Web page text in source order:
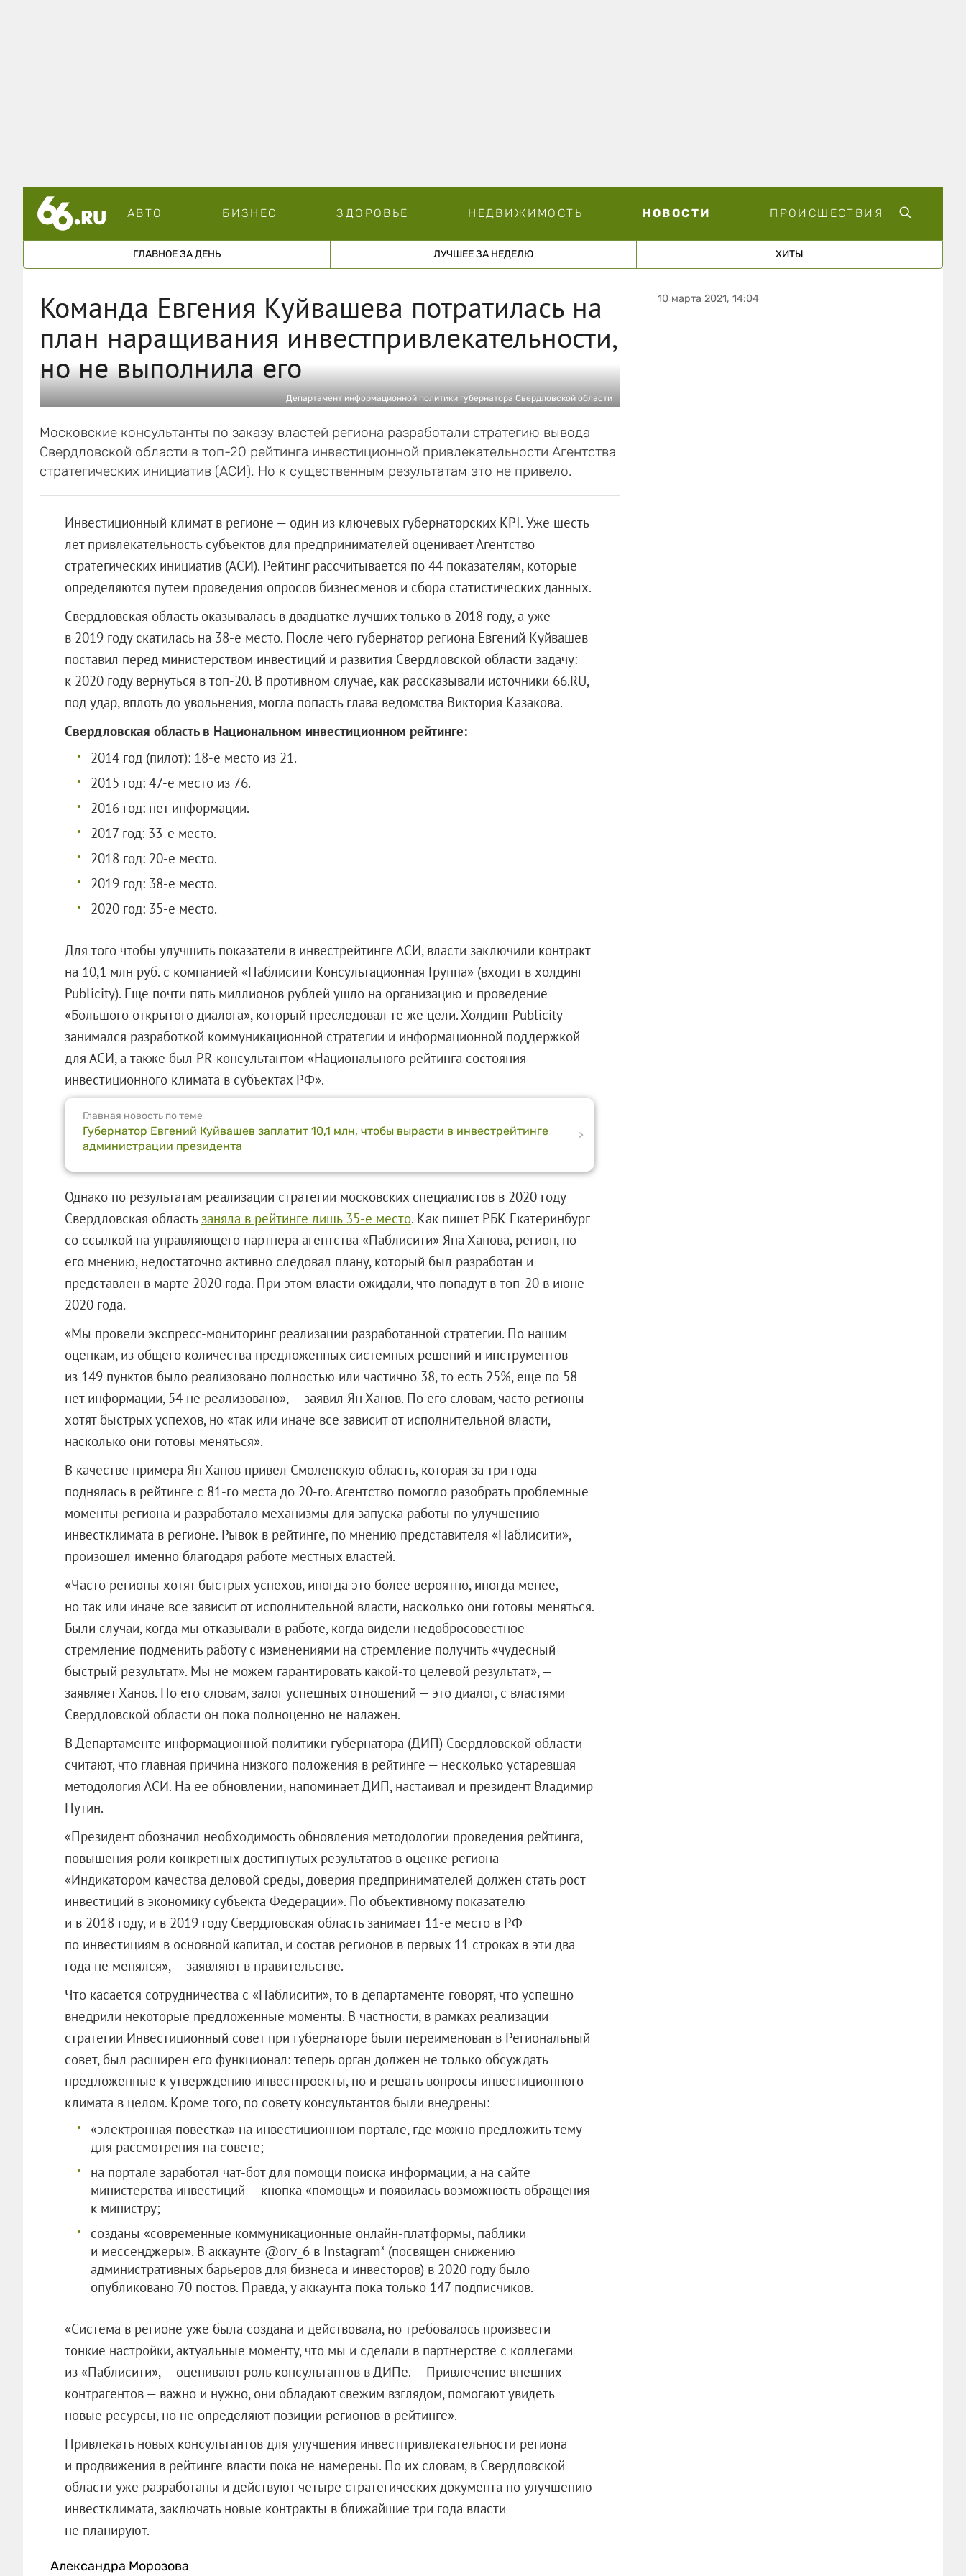
АВТО БИЗНЕС ЗДОРОВЬЕ НЕДВИЖИМОСТЬ НОВОСТИ ПРОИСШЕСТВИЯ
ГЛАВНОЕ ЗА ДЕНЬ ЛУЧШЕЕ ЗА НЕДЕЛЮ ХИТЫ
Команда Евгения Куйвашева потратилась на
план наращивания инвестпривлекательности,
но не выполнила его
Департамент информационной политики губернатора Свердловской области
Московские консультанты по заказу властей региона разработали стратегию вывода
Свердловской области в топ-20 рейтинга инвестиционной привлекательности Агентства
стратегических инициатив (АСИ). Но к существенным результатам это не привело.
Инвестиционный климат в регионе — один из ключевых губернаторских KPI. Уже шесть
лет привлекательность субъектов для предпринимателей оценивает Агентство
стратегических инициатив (АСИ). Рейтинг рассчитывается по 44 показателям, которые
определяются путем проведения опросов бизнесменов и сбора статистических данных.
Свердловская область оказывалась в двадцатке лучших только в 2018 году, а уже
в 2019 году скатилась на 38-е место. После чего губернатор региона Евгений Куйвашев
поставил перед министерством инвестиций и развития Свердловской области задачу:
к 2020 году вернуться в топ-20. В противном случае, как рассказывали источники 66.RU,
под удар, вплоть до увольнения, могла попасть глава ведомства Виктория Казакова.
Свердловская область в Национальном инвестиционном рейтинге:
2014 год (пилот): 18-е место из 21.
2015 год: 47-е место из 76.
2016 год: нет информации.
2017 год: 33-е место.
2018 год: 20-е место.
2019 год: 38-е место.
2020 год: 35-е место.
Для того чтобы улучшить показатели в инвестрейтинге АСИ, власти заключили контракт
на 10,1 млн руб. с компанией «Паблисити Консультационная Группа» (входит в холдинг
Publicity). Еще почти пять миллионов рублей ушло на организацию и проведение
«Большого открытого диалога», который преследовал те же цели. Холдинг Publicity
занимался разработкой коммуникационной стратегии и информационной поддержкой
для АСИ, а также был PR-консультантом «Национального рейтинга состояния
инвестиционного климата в субъектах РФ».
Главная новость по теме
Губернатор Евгений Куйвашев заплатит 10,1 млн, чтобы вырасти в инвестрейтинге
администрации президента
>
Однако по результатам реализации стратегии московских специалистов в 2020 году
Свердловская область заняла в рейтинге лишь 35-е место. Как пишет РБК Екатеринбург
со ссылкой на управляющего партнера агентства «Паблисити» Яна Ханова, регион, по
его мнению, недостаточно активно следовал плану, который был разработан и
представлен в марте 2020 года. При этом власти ожидали, что попадут в топ-20 в июне
2020 года.
«Мы провели экспресс-мониторинг реализации разработанной стратегии. По нашим
оценкам, из общего количества предложенных системных решений и инструментов
из 149 пунктов было реализовано полностью или частично 38, то есть 25%, еще по 58
нет информации, 54 не реализовано», — заявил Ян Ханов. По его словам, часто регионы
хотят быстрых успехов, но «так или иначе все зависит от исполнительной власти,
насколько они готовы меняться».
В качестве примера Ян Ханов привел Смоленскую область, которая за три года
поднялась в рейтинге с 81-го места до 20-го. Агентство помогло разобрать проблемные
моменты региона и разработало механизмы для запуска работы по улучшению
инвестклимата в регионе. Рывок в рейтинге, по мнению представителя «Паблисити»,
произошел именно благодаря работе местных властей.
«Часто регионы хотят быстрых успехов, иногда это более вероятно, иногда менее,
но так или иначе все зависит от исполнительной власти, насколько они готовы меняться.
Были случаи, когда мы отказывали в работе, когда видели недобросовестное
стремление подменить работу с изменениями на стремление получить «чудесный
быстрый результат». Мы не можем гарантировать какой-то целевой результат», —
заявляет Ханов. По его словам, залог успешных отношений — это диалог, с властями
Свердловской области он пока полноценно не налажен.
В Департаменте информационной политики губернатора (ДИП) Свердловской области
считают, что главная причина низкого положения в рейтинге — несколько устаревшая
методология АСИ. На ее обновлении, напоминает ДИП, настаивал и президент Владимир
Путин.
«Президент обозначил необходимость обновления методологии проведения рейтинга,
повышения роли конкретных достигнутых результатов в оценке региона —
«Индикатором качества деловой среды, доверия предпринимателей должен стать рост
инвестиций в экономику субъекта Федерации». По объективному показателю
и в 2018 году, и в 2019 году Свердловская область занимает 11-е место в РФ
по инвестициям в основной капитал, и состав регионов в первых 11 строках в эти два
года не менялся», — заявляют в правительстве.
Что касается сотрудничества с «Паблисити», то в департаменте говорят, что успешно
внедрили некоторые предложенные моменты. В частности, в рамках реализации
стратегии Инвестиционный совет при губернаторе были переименован в Региональный
совет, был расширен его функционал: теперь орган должен не только обсуждать
предложенные к утверждению инвестпроекты, но и решать вопросы инвестиционного
климата в целом. Кроме того, по совету консультантов были внедрены:
«электронная повестка» на инвестиционном портале, где можно предложить тему
для рассмотрения на совете;
на портале заработал чат-бот для помощи поиска информации, а на сайте
министерства инвестиций — кнопка «помощь» и появилась возможность обращения
к министру;
созданы «современные коммуникационные онлайн-платформы, паблики
и мессенджеры». В аккаунте @orv_6 в Instagram* (посвящен снижению
административных барьеров для бизнеса и инвесторов) в 2020 году было
опубликовано 70 постов. Правда, у аккаунта пока только 147 подписчиков.
«Система в регионе уже была создана и действовала, но требовалось произвести
тонкие настройки, актуальные моменту, что мы и сделали в партнерстве с коллегами
из «Паблисити», — оценивают роль консультантов в ДИПе. — Привлечение внешних
контрагентов — важно и нужно, они обладают свежим взглядом, помогают увидеть
новые ресурсы, но не определяют позиции регионов в рейтинге».
Привлекать новых консультантов для улучшения инвестпривлекательности региона
и продвижения в рейтинге власти пока не намерены. По их словам, в Свердловской
области уже разработаны и действуют четыре стратегических документа по улучшению
инвестклимата, заключать новые контракты в ближайшие три года власти
не планируют.
Александра Морозова
10 марта 2021, 14:04